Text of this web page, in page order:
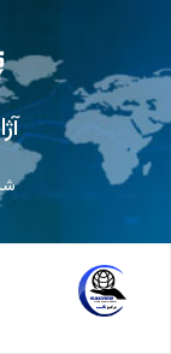
شنبه